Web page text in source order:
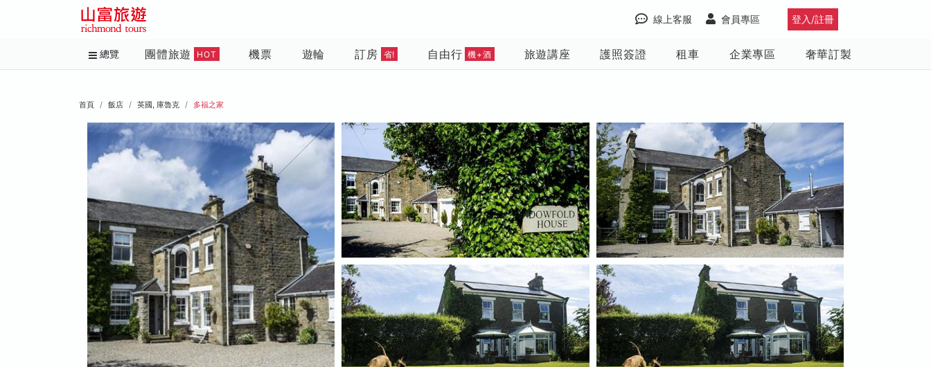
登入/註冊
會員專區
線上客服
總覽 團體旅遊 HOT 機票 遊輪 訂房 省! 自由行 機+酒 旅遊講座 護照簽證 租車 企業專區 奢華訂製
首頁 飯店 英國, 庫魯克 多福之家